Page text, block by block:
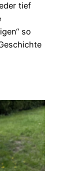
tief
so